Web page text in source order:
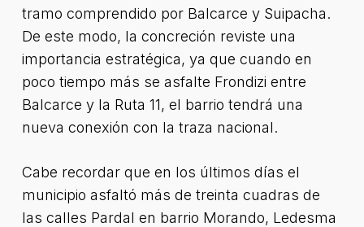
tramo comprendido por Balcarce y Suipacha.
De este modo, la concreción reviste una
importancia estratégica, ya que cuando en
poco tiempo más se asfalte Frondizi entre
Balcarce y la Ruta 11, el barrio tendrá una
nueva conexión con la traza nacional.
Cabe recordar que en los últimos días el
municipio asfaltó más de treinta cuadras de
las calles Pardal en barrio Morando, Ledesma